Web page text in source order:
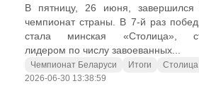
В пятницу, 26 июня, завершился
чемпионат страны. В 7-й раз
стала минская «Столица»,
лидером по числу завоеванных...
Чемпионат Беларуси Итоги
Столица
2026-06-30 13:38:59